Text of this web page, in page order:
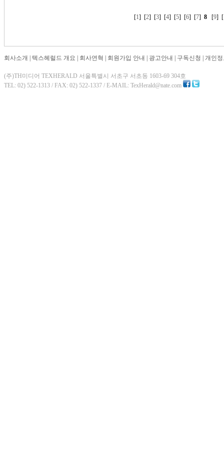
[1] [2] [3] [4] [5] [6] [7]8 [9] [
회사소개 텍스헤럴드 개요 회사연혁 회원가입 안내 광고안내 구독신청 개인
(주)TH미디어 TEXHERALD 서울특별시 서초구 서초동 1603-69 304호
TEL: 02) 522-1313 / FAX: 02) 522-1337 / E-MAIL: TexHerald@nate.com